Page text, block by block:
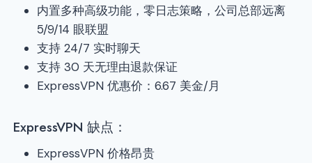
内置多种高级功能，零日志策略，公司总部远离
5/9/14 眼联盟
支持 24/7 实时聊天
支持 30 天无理由退款保证
ExpressVPN 优惠价：6.67 美金/月
ExpressVPN 缺点：
ExpressVPN 价格昂贵